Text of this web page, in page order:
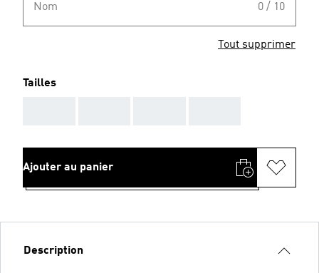
Nom 0 / 10
Tout supprimer
Tailles
Ajouter au panier
Description